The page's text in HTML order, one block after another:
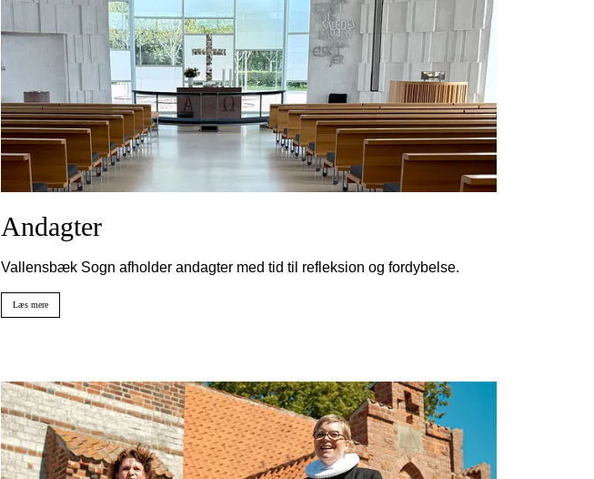
Andagter
Vallensbæk Sogn afholder andagter med tid til refleksion og fordybelse.
Læs mere